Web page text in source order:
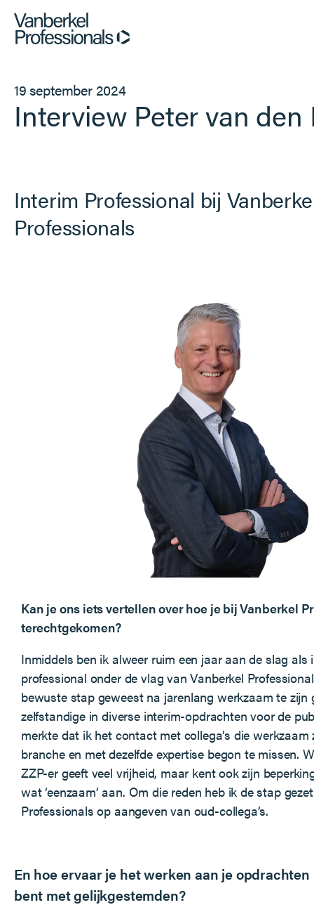
Professionals
Opdrachtgevers
Over ons
19 september 2024
Interview Peter van den
Interim Professional bij
Professionals
Kan je ons iets vertellen over hoe je bij Vanberkel
terechtgekomen?
Inmiddels ben ik alweer ruim een jaar aan de slag als
professional onder de vlag van Vanberkel
bewuste stap geweest na jarenlang werkzaam te zijn
zelfstandige in diverse interim-opdrachten voor de
merkte dat ik het contact met collega’s die werkzaam
branche en met dezelfde expertise begon te missen.
ZZP-er geeft veel vrijheid, maar kent ook zijn
wat ‘eenzaam’ aan. Om die reden heb ik de stap
Professionals op aangeven van oud-collega’s.
En hoe ervaar je het werken aan je
bent met gelijkgestemden?